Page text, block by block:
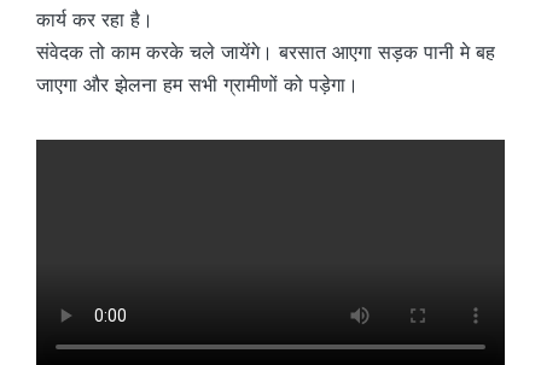
कार्य कर रहा है।
संवेदक तो काम करके चले जायेंगे। बरसात आएगा सड़क पानी मे बह
जाएगा और झेलना हम सभी ग्रामीणों को पड़ेगा।